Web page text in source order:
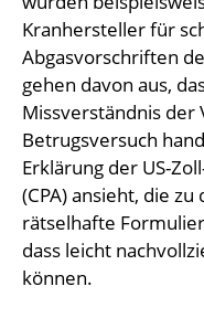
Kranhersteller für
Abgasvorschriften
gehen davon aus,
Missverständnis der
Betrugsversuch
Erklärung der US-
(CPA) ansieht, die
rätselhafte
dass leicht
können.